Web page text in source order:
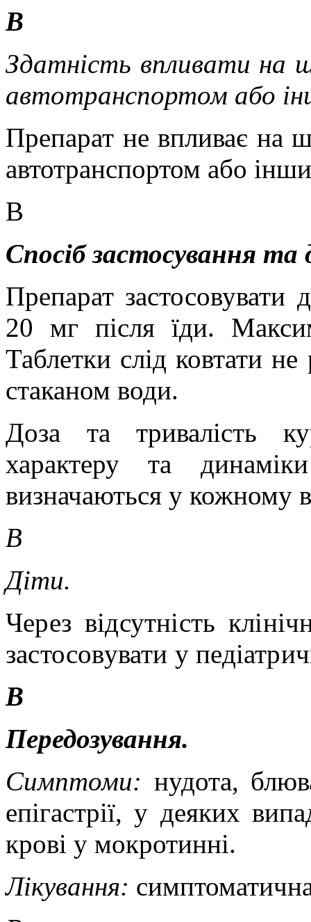
В
Здатність впливати на
автотранспортом або
Препарат не впливає на
автотранспортом або
В
Спосіб застосування та
Препарат
20 мг після їди.
Таблетки слід ковтати
стаканом води.
Доза та тривалість
характеру та
визначаються у кожному
В
Діти.
Через відсутність
застосовувати у
В
Передозування.
Симптоми: нудота,
епігастрії, у деяких
крові у мокротинні.
Лікування: